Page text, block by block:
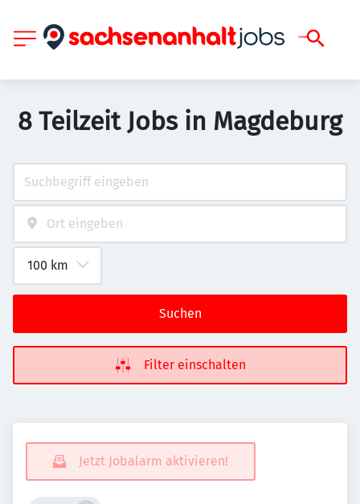
8 Teilzeit Jobs in Magdeburg
Suchen
Filter einschalten
Jetzt Jobalarm aktivieren!